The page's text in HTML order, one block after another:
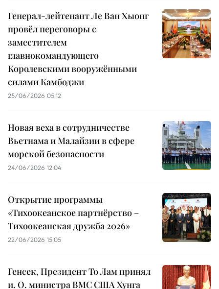
Генерал-лейтенант Ле Ван Хыонг
провёл переговоры с
заместителем
главнокомандующего
Королевскими вооружёнными
силами Камбоджи
25/06/2026 05:12
Новая веха в сотрудничестве
Вьетнама и Малайзии в сфере
морской безопасности
24/06/2026 12:04
Открытие программы
«Тихоокеанское партнёрство –
Тихоокеанская дружба 2026»
22/06/2026 15:05
Генсек, Президент То Лам принял
и. О. министра ВМС США Хунга